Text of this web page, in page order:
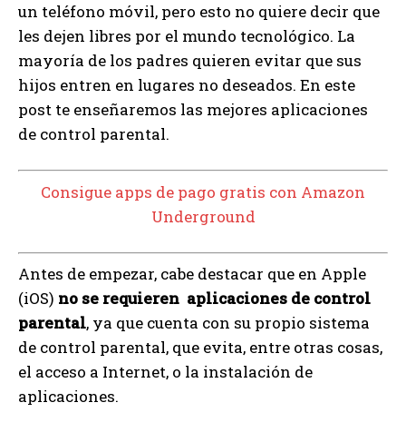
un teléfono móvil, pero esto no quiere decir que
les dejen libres por el mundo tecnológico. La
mayoría de los padres quieren evitar que sus
hijos entren en lugares no deseados. En este
post te enseñaremos las mejores aplicaciones
de control parental.
Consigue apps de pago gratis con Amazon
Underground
Antes de empezar, cabe destacar que en Apple
(iOS) no se requieren aplicaciones de control
parental, ya que cuenta con su propio sistema
de control parental, que evita, entre otras cosas,
el acceso a Internet, o la instalación de
aplicaciones.